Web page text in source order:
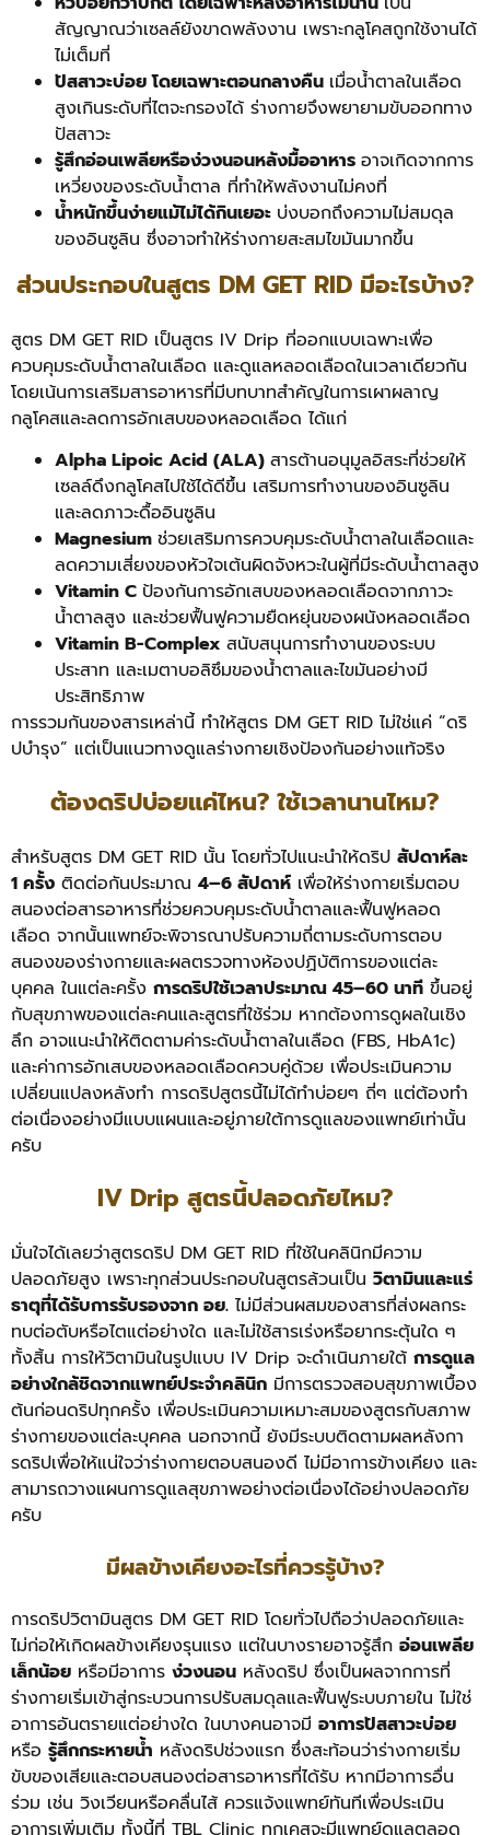
สัญญาณว่าเซลล์ยังขาดพลังงาน เพราะกลูโคสถูกใช้งานได้
ไม่เต็มที่
ปัสสาวะบ่อย โดยเฉพาะตอนกลางคืน เมื่อน้ำตาลในเลือด
สูงเกินระดับที่ไตจะกรองได้ ร่างกายจึงพยายามขับออกทาง
ปัสสาวะ
รู้สึกอ่อนเพลียหรือง่วงนอนหลังมื้ออาหาร อาจเกิดจากการ
เหวี่ยงของระดับน้ำตาล ที่ทำให้พลังงานไม่คงที่
น้ำหนักขึ้นง่ายแม้ไม่ได้กินเยอะ บ่งบอกถึงความไม่สมดุล
ของอินซูลิน ซึ่งอาจทำให้ร่างกายสะสมไขมันมากขึ้น
ส่วนประกอบในสูตร DM GET RID มีอะไรบ้าง?
สูตร DM GET RID เป็นสูตร IV Drip ที่ออกแบบเฉพาะเพื่อ
ควบคุมระดับน้ำตาลในเลือด และดูแลหลอดเลือดในเวลาเดียวกัน
โดยเน้นการเสริมสารอาหารที่มีบทบาทสำคัญในการเผาผลาญ
กลูโคสและลดการอักเสบของหลอดเลือด ได้แก่
Alpha Lipoic Acid (ALA) สารต้านอนุมูลอิสระที่ช่วยให้
เซลล์ดึงกลูโคสไปใช้ได้ดีขึ้น เสริมการทำงานของอินซูลิน
และลดภาวะดื้ออินซูลิน
Magnesium ช่วยเสริมการควบคุมระดับน้ำตาลในเลือดและ
ลดความเสี่ยงของหัวใจเต้นผิดจังหวะในผู้ที่มีระดับน้ำตาลสูง
Vitamin C ป้องกันการอักเสบของหลอดเลือดจากภาวะ
น้ำตาลสูง และช่วยฟื้นฟูความยืดหยุ่นของผนังหลอดเลือด
Vitamin B-Complex สนับสนุนการทำงานของระบบ
ประสาท และเมตาบอลิซึมของน้ำตาลและไขมันอย่างมี
ประสิทธิภาพ
การรวมกันของสารเหล่านี้ ทำให้สูตร DM GET RID ไม่ใช่แค่ “ดริ
ปบำรุง” แต่เป็นแนวทางดูแลร่างกายเชิงป้องกันอย่างแท้จริง
ต้องดริปบ่อยแค่ไหน? ใช้เวลานานไหม?
สำหรับสูตร DM GET RID นั้น โดยทั่วไปแนะนำให้ดริป สัปดาห์ละ
1 ครั้ง ติดต่อกันประมาณ 4–6 สัปดาห์ เพื่อให้ร่างกายเริ่มตอบ
สนองต่อสารอาหารที่ช่วยควบคุมระดับน้ำตาลและฟื้นฟูหลอด
เลือด จากนั้นแพทย์จะพิจารณาปรับความถี่ตามระดับการตอบ
สนองของร่างกายและผลตรวจทางห้องปฏิบัติการของแต่ละ
บุคคล ในแต่ละครั้ง การดริปใช้เวลาประมาณ 45–60 นาที ขึ้นอยู่
กับสุขภาพของแต่ละคนและสูตรที่ใช้ร่วม หากต้องการดูผลในเชิง
ลึก อาจแนะนำให้ติดตามค่าระดับน้ำตาลในเลือด (FBS, HbA1c)
และค่าการอักเสบของหลอดเลือดควบคู่ด้วย เพื่อประเมินความ
เปลี่ยนแปลงหลังทำ การดริปสูตรนี้ไม่ได้ทำบ่อยๆ ถี่ๆ แต่ต้องทำ
ต่อเนื่องอย่างมีแบบแผนและอยู่ภายใต้การดูแลของแพทย์เท่านั้น
ครับ
IV Drip สูตรนี้ปลอดภัยไหม?
มั่นใจได้เลยว่าสูตรดริป DM GET RID ที่ใช้ในคลินิกมีความ
ปลอดภัยสูง เพราะทุกส่วนประกอบในสูตรล้วนเป็น วิตามินและแร่
ธาตุที่ได้รับการรับรองจาก อย. ไม่มีส่วนผสมของสารที่ส่งผลกระ
ทบต่อตับหรือไตแต่อย่างใด และไม่ใช้สารเร่งหรือยากระตุ้นใด ๆ
ทั้งสิ้น การให้วิตามินในรูปแบบ IV Drip จะดำเนินภายใต้ การดูแล
อย่างใกล้ชิดจากแพทย์ประจำคลินิก มีการตรวจสอบสุขภาพเบื้อง
ต้นก่อนดริปทุกครั้ง เพื่อประเมินความเหมาะสมของสูตรกับสภาพ
ร่างกายของแต่ละบุคคล นอกจากนี้ ยังมีระบบติดตามผลหลังกา
รดริปเพื่อให้แน่ใจว่าร่างกายตอบสนองดี ไม่มีอาการข้างเคียง และ
สามารถวางแผนการดูแลสุขภาพอย่างต่อเนื่องได้อย่างปลอดภัย
ครับ
มีผลข้างเคียงอะไรที่ควรรู้บ้าง?
การดริปวิตามินสูตร DM GET RID โดยทั่วไปถือว่าปลอดภัยและ
ไม่ก่อให้เกิดผลข้างเคียงรุนแรง แต่ในบางรายอาจรู้สึก อ่อนเพลีย
เล็กน้อย หรือมีอาการ ง่วงนอน หลังดริป ซึ่งเป็นผลจากการที่
ร่างกายเริ่มเข้าสู่กระบวนการปรับสมดุลและฟื้นฟูระบบภายใน ไม่ใช่
อาการอันตรายแต่อย่างใด ในบางคนอาจมี อาการปัสสาวะบ่อย
หรือ รู้สึกกระหายน้ำ หลังดริปช่วงแรก ซึ่งสะท้อนว่าร่างกายเริ่ม
ขับของเสียและตอบสนองต่อสารอาหารที่ได้รับ หากมีอาการอื่น
ร่วม เช่น วิงเวียนหรือคลื่นไส้ ควรแจ้งแพทย์ทันทีเพื่อประเมิน
อาการเพิ่มเติม ทั้งนี้ที่ TBL Clinic ทุกเคสจะมีแพทย์ดูแลตลอด